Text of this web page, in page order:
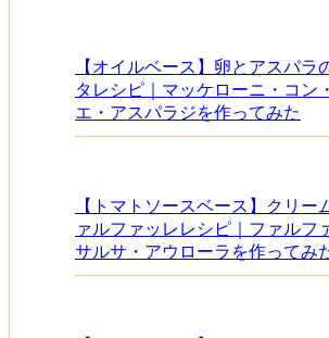
【オイルベース】卵とアスパラ
タレシピ｜マッケローニ・コン
エ・アスパラジを作ってみた
【トマトソースベース】クリー
ァルファッレレシピ｜ファルフ
サルサ・アウローラを作ってみ